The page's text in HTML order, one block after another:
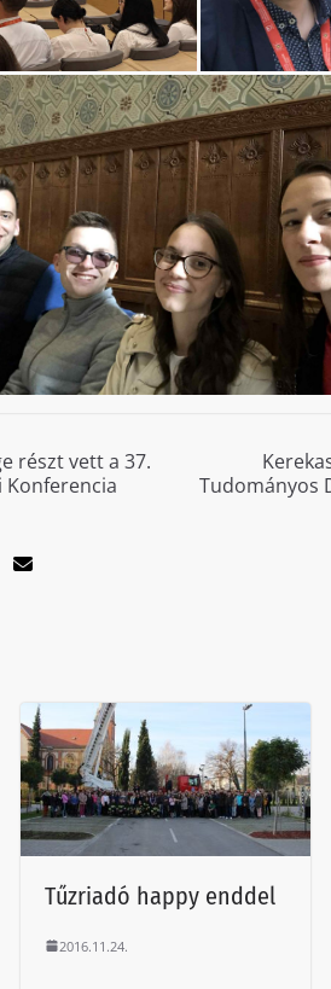
részt vett a 37.
Konferencia
Tudományos
Tűzriadó happy enddel
2016.11.24.